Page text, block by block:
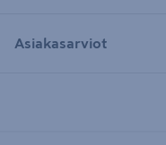
Asiakasarviot